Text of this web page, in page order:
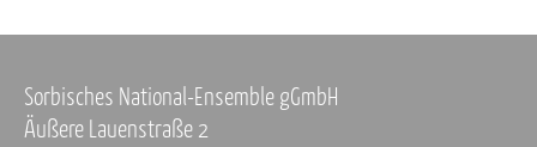
Sorbisches National-Ensemble gGmbH
Äußere Lauenstraße 2